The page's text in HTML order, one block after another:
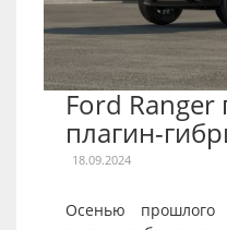
Ford Ranger
плагин-
18.09.2024
Осенью прошлого